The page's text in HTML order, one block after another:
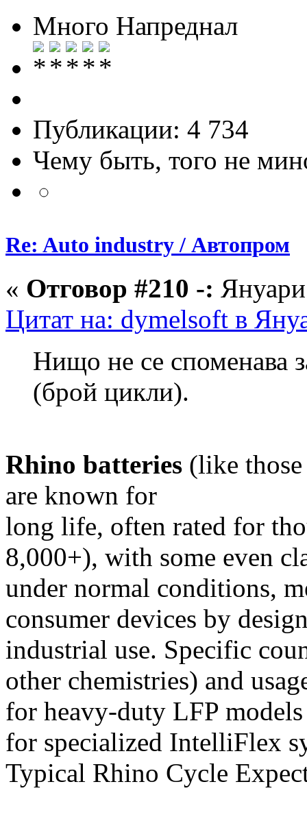
Много Напреднал
Публикации: 4 734
Чему быть, того не
Re: Auto industry / Автопром
« Отговор #210 -:
Цитат на: dymelsoft в
Нищо не се споменава
(брой цикли).
Rhino batteries (like
are known for
long life, often rated for
8,000+), with some even
under normal conditions,
consumer devices by
industrial use. Specific
other chemistries) and
for heavy-duty LFP
for specialized IntelliFlex
Typical Rhino Cycle